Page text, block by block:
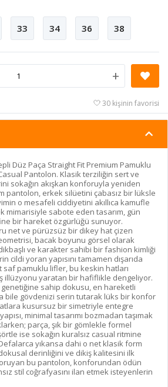
33 34 36 38
+
30 kişinin favorisi
Düz Paça Straight Fit Premium Pamuklu
Pantolon. Klasik terziliğin sert ve
sokağın akışkan konforuyla yeniden
pantolon, erkek silüetini çabasız bir lüksle
o mesafeli ciddiyetini akıllıca kamufle
mimarisiyle sabote eden tasarım, gün
bir hareket özgürlüğü sunuyor.
net ve pürüzsüz bir dikey hat çizen
bacak boyunu görsel olarak
ve karakter sahibi bir fashion kimliği
cildi yoran yapısını tamamen dışarıda
saf pamuklu lifler, bu keskin hatları
illüzyonu yaratan bir hafiflikle dengeliyor.
sahip dokusu, en hareketli
bile gövdenizi serin tutarak lüks bir konfor
kusursuz bir simetriyle entegre
minimal tasarımı bozmadan taşımak
parça, şık bir gömlekle formel
ise sokağın kuralsız casual ritmine
yıkansa dahi o net klasik form
derinliğini ve dikiş kalitesini ilk
bu pantolon, konforundan ödün
stil coğrafyasını ilan etmek isteyenlerin